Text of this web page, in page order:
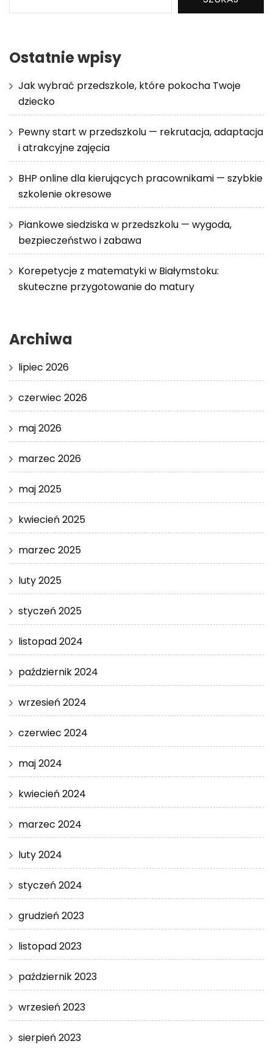
Ostatnie wpisy
Jak wybrać przedszkole, które pokocha Twoje
dziecko
Pewny start w przedszkolu — rekrutacja, adaptacja
i atrakcyjne zajęcia
BHP online dla kierujących pracownikami — szybkie
szkolenie okresowe
Piankowe siedziska w przedszkolu — wygoda,
bezpieczeństwo i zabawa
Korepetycje z matematyki w Białymstoku:
skuteczne przygotowanie do matury
Archiwa
lipiec 2026
czerwiec 2026
maj 2026
marzec 2026
maj 2025
kwiecień 2025
marzec 2025
luty 2025
styczeń 2025
listopad 2024
październik 2024
wrzesień 2024
czerwiec 2024
maj 2024
kwiecień 2024
marzec 2024
luty 2024
styczeń 2024
grudzień 2023
listopad 2023
październik 2023
wrzesień 2023
sierpień 2023